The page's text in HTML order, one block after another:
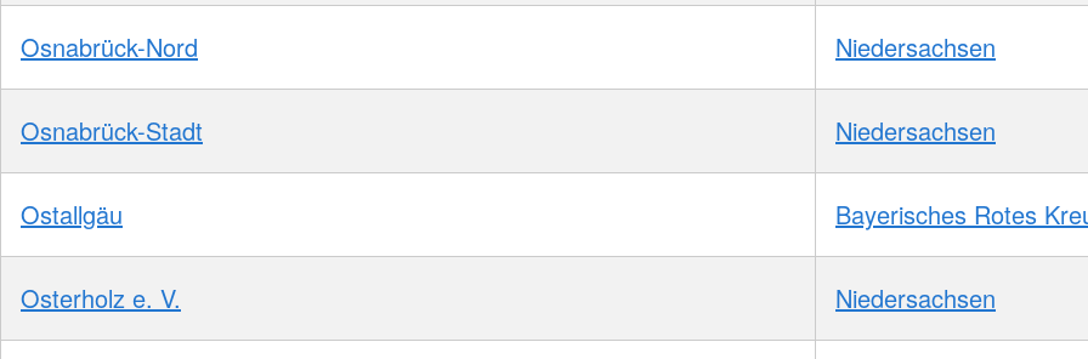
Osnabrück-Nord Niedersachsen
Osnabrück-Stadt Niedersachsen
Ostallgäu Bayerisches Rotes
Osterholz e. V. Niedersachsen